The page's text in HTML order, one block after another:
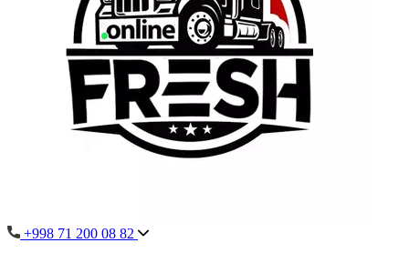
+998 71 200 08 82